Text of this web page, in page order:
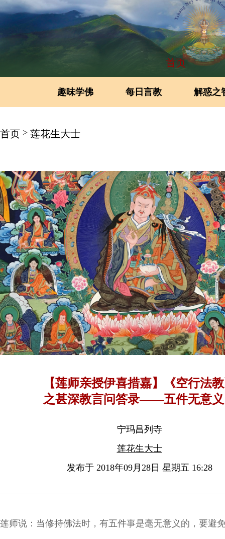
首页
趣味学佛 每日言教 解惑之
首页 > 莲花生大士
【莲师亲授伊喜措嘉】《空行法
之甚深教言问答录——五件无意
宁玛昌列寺
莲花生大士
发布于 2018年09月28日 星期五 16:28
莲师说：当修持佛法时，有五件事是毫无意义的，要避